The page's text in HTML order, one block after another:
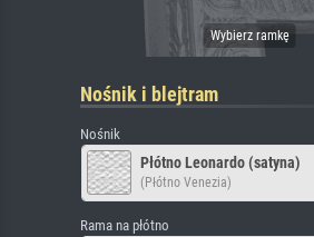
Nośnik i blejtram
Nośnik
Płótno Leonardo (satyna)
(Płótno Venezia)
Rama na płótno